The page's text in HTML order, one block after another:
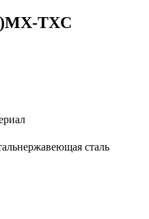
TXC
нержавеющая сталь